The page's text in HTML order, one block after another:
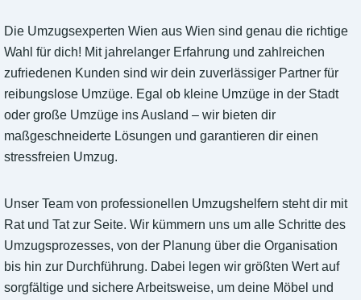
Die Umzugsexperten Wien aus Wien sind genau die richtige
Wahl für dich! Mit jahrelanger Erfahrung und zahlreichen
zufriedenen Kunden sind wir dein zuverlässiger Partner für
reibungslose Umzüge. Egal ob kleine Umzüge in der Stadt
oder große Umzüge ins Ausland – wir bieten dir
maßgeschneiderte Lösungen und garantieren dir einen
stressfreien Umzug.
Unser Team von professionellen Umzugshelfern steht dir mit
Rat und Tat zur Seite. Wir kümmern uns um alle Schritte des
Umzugsprozesses, von der Planung über die Organisation
bis hin zur Durchführung. Dabei legen wir größten Wert auf
sorgfältige und sichere Arbeitsweise, um deine Möbel und